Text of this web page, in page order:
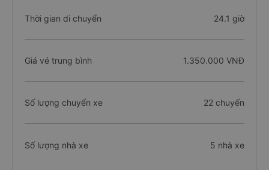
Thời gian di chuyển 24.1 giờ
Giá vé trung bình 1.350.000 VNĐ
Số lượng chuyến xe 22 chuyến
Số lượng nhà xe 5 nhà xe